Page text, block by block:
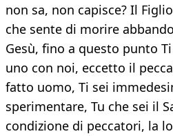
non sa, non capisce? Il
che sente di morire
Gesù, fino a questo punto
uno con noi, eccetto il
fatto uomo, Ti sei
sperimentare, Tu che sei il
condizione di peccatori, la